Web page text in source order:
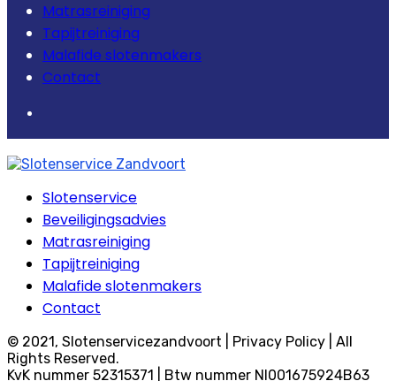
Matrasreiniging
Tapijtreiniging
Malafide slotenmakers
Contact
Slotenservice
Beveiligingsadvies
Matrasreiniging
Tapijtreiniging
Malafide slotenmakers
Contact
© 2021, Slotenservicezandvoort | Privacy Policy | All
Rights Reserved.
KvK nummer 52315371 | Btw nummer Nl001675924B63